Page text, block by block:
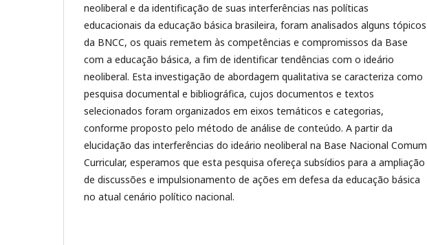
neoliberal e da identificação de suas interferências nas políticas
educacionais da educação básica brasileira, foram analisados alguns tópicos
da BNCC, os quais remetem às competências e compromissos da Base
com a educação básica, a fim de identificar tendências com o ideário
neoliberal. Esta investigação de abordagem qualitativa se caracteriza como
pesquisa documental e bibliográfica, cujos documentos e textos
selecionados foram organizados em eixos temáticos e categorias,
conforme proposto pelo método de análise de conteúdo. A partir da
elucidação das interferências do ideário neoliberal na Base Nacional Comum
Curricular, esperamos que esta pesquisa ofereça subsídios para a ampliação
de discussões e impulsionamento de ações em defesa da educação básica
no atual cenário político nacional.